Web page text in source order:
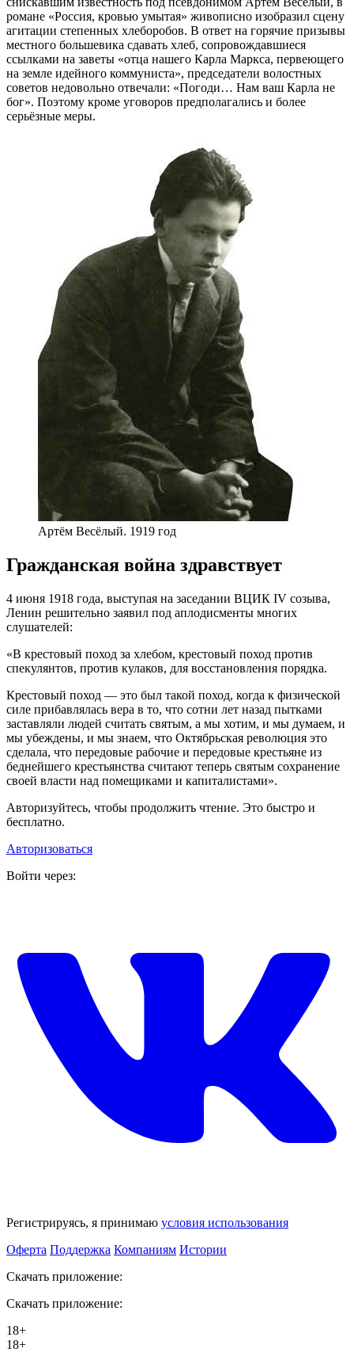
романе «Россия, кровью умытая» живописно изобразил сцену
агитации степенных хлеборобов. В ответ на горячие призывы
местного большевика сдавать хлеб, сопровождавшиеся
ссылками на заветы «отца нашего Карла Маркса, первеющего
на земле идейного коммуниста», председатели волостных
советов недовольно отвечали: «Погоди… Нам ваш Карла не
бог». Поэтому кроме уговоров предполагались и более
серьёзные меры.
Артём Весёлый. 1919 год
Гражданская война здравствует
4 июня 1918 года, выступая на заседании ВЦИК IV созыва,
Ленин решительно заявил под аплодисменты многих
слушателей:
«В крестовый поход за хлебом, крестовый поход против
спекулянтов, против кулаков, для восстановления порядка.
Крестовый поход — это был такой поход, когда к физической
силе прибавлялась вера в то, что сотни лет назад пытками
заставляли людей считать святым, а мы хотим, и мы думаем, и
мы убеждены, и мы знаем, что Октябрьская революция это
сделала, что передовые рабочие и передовые крестьяне из
беднейшего крестьянства считают теперь святым сохранение
своей власти над помещиками и капиталистами».
Авторизуйтесь, чтобы продолжить чтение. Это быстро и
бесплатно.
Авторизоваться
Войти через:
Регистрируясь, я принимаю условия использования
Оферта Поддержка Компаниям Истории
Скачать приложение:
Скачать приложение:
18+
18+